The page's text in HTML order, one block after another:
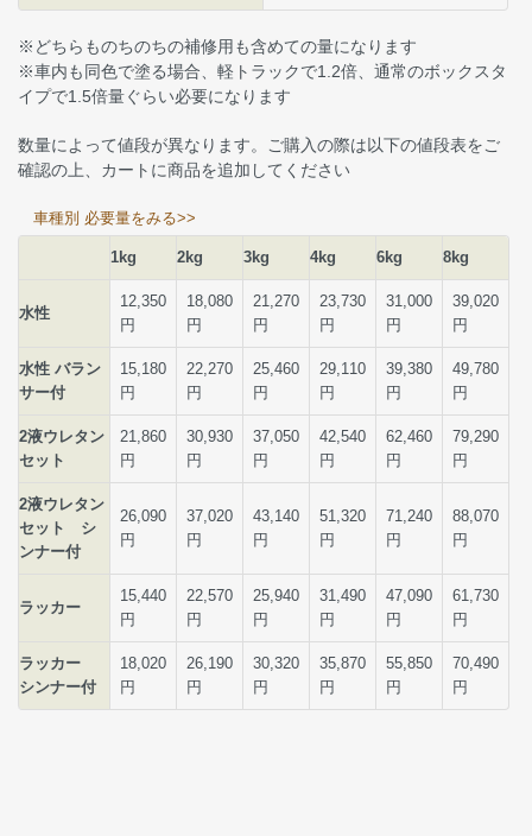
※どちらものちのちの補修用も含めての量になります
※車内も同色で塗る場合、軽トラックで1.2倍、通常のボックスタ
イプで1.5倍量ぐらい必要になります
数量によって値段が異なります。ご購入の際は以下の値段表をご
確認の上、カートに商品を追加してください
車種別 必要量をみる>>